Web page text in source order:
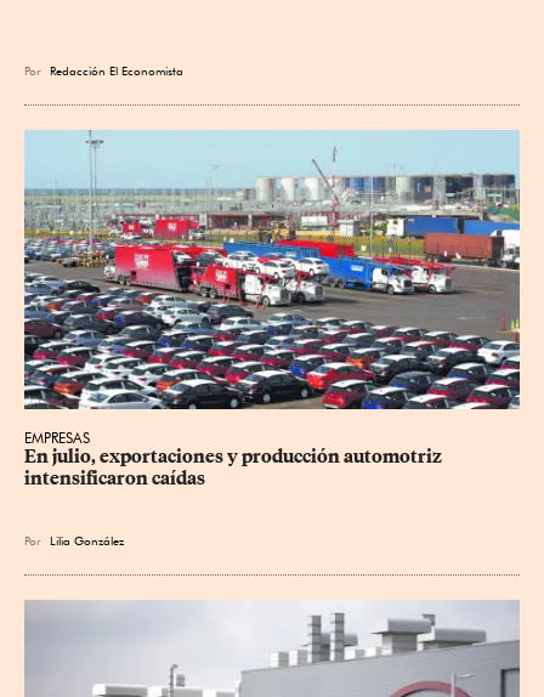
Por Redacción El Economista
EMPRESAS
En julio, exportaciones y producción automotriz
intensificaron caídas
Por Lilia González